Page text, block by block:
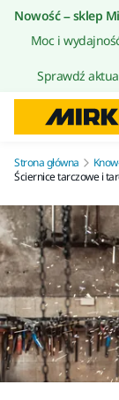
Nowość – sklep
Moc i
Sprawdź
Strona główna
Ściernice tarczowe i